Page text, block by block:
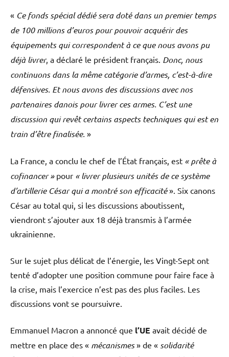
« Ce fonds spécial dédié sera doté dans un premier temps
de 100 millions d’euros pour pouvoir acquérir des
équipements qui correspondent à ce que nous avons pu
déjà livrer, a déclaré le président français. Donc, nous
continuons dans la même catégorie d’armes, c’est-à-dire
défensives. Et nous avons des discussions avec nos
partenaires danois pour livrer ces armes. C’est une
discussion qui revêt certains aspects techniques qui est en
train d’être finalisée. »
La France, a conclu le chef de l’État français, est « prête à
cofinancer » pour « livrer plusieurs unités de ce système
d’artillerie César qui a montré son efficacité». Six canons
César au total qui, si les discussions aboutissent,
viendront s’ajouter aux 18 déjà transmis à l’armée
ukrainienne.
Sur le sujet plus délicat de l’énergie, les Vingt-Sept ont
tenté d’adopter une position commune pour faire face à
la crise, mais l’exercice n’est pas des plus faciles. Les
discussions vont se poursuivre.
Emmanuel Macron a annoncé que l’UE avait décidé de
mettre en place des « mécanismes» de « solidarité